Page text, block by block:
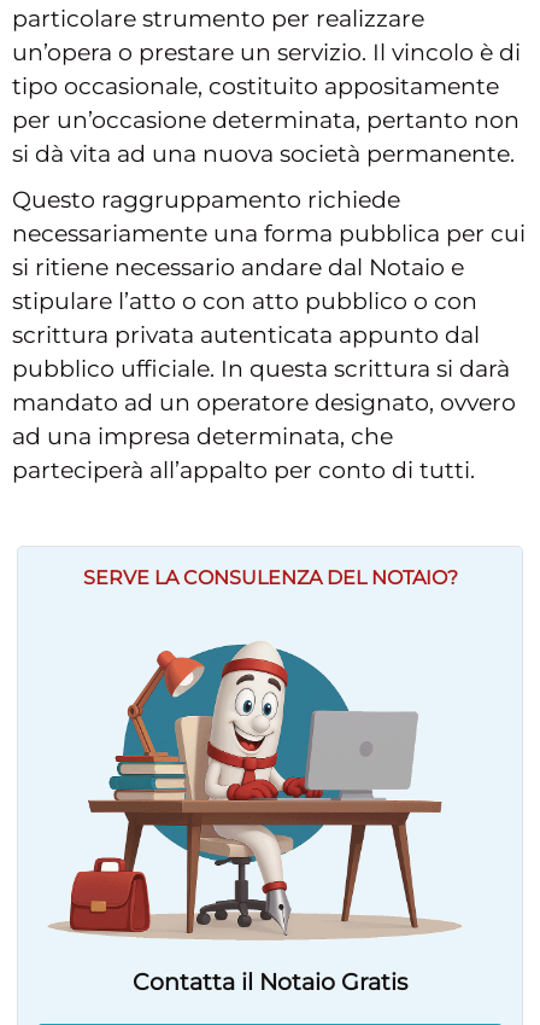
particolare strumento per realizzare
un’opera o prestare un servizio. Il vincolo è di
tipo occasionale, costituito appositamente
per un’occasione determinata, pertanto non
si dà vita ad una nuova società permanente.
Questo raggruppamento richiede
necessariamente una forma pubblica per cui
si ritiene necessario andare dal Notaio e
stipulare l’atto o con atto pubblico o con
scrittura privata autenticata appunto dal
pubblico ufficiale. In questa scrittura si darà
mandato ad un operatore designato, ovvero
ad una impresa determinata, che
parteciperà all’appalto per conto di tutti.
SERVE LA CONSULENZA DEL NOTAIO?
Contatta il Notaio Gratis